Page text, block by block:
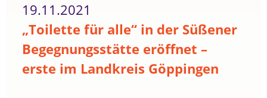
19.11.2021
„Toilette für alle“ in der Süßener
Begegnungsstätte eröffnet –
erste im Landkreis Göppingen